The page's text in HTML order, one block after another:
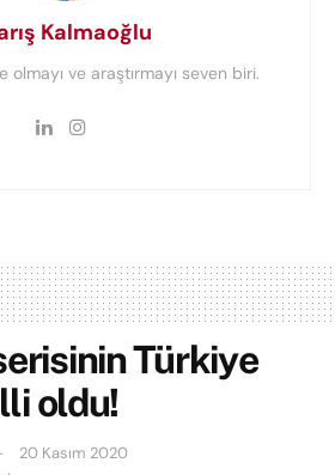
Kalmaoğlu
olmayı ve araştırmayı seven biri.
Türkiye
oldu!
20 Kasım 2020